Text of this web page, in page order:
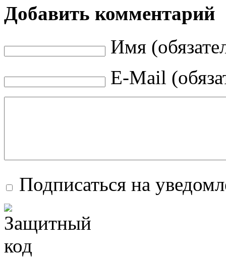
Добавить комментарий
Имя
E-Mail
Подписаться на